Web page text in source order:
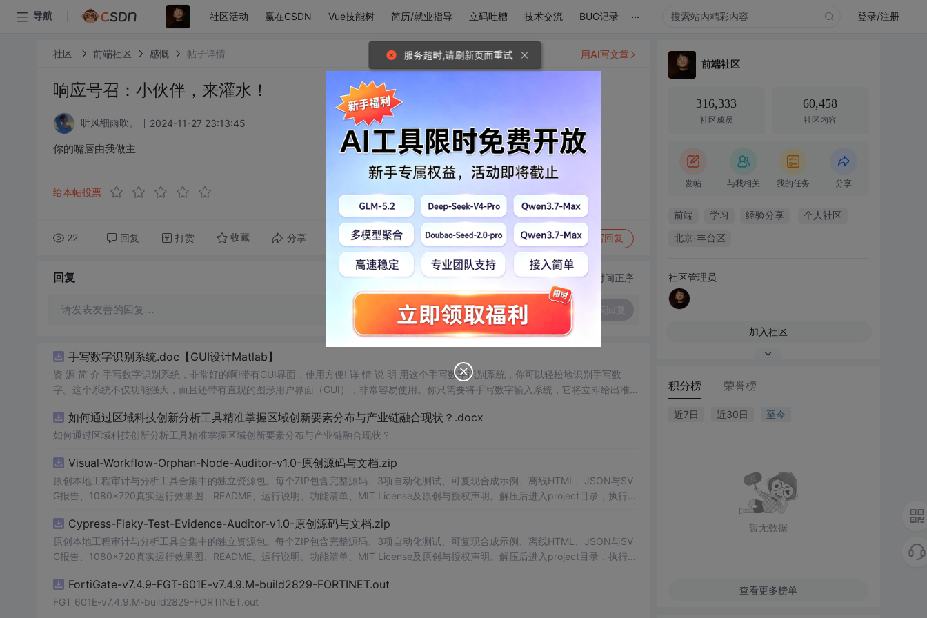
导航 社区活动 赢在CSDN Vue技能树 简历/就业指导 立码吐槽 技术交流 BUG记录 ... 登录/注册
社区 前端社区 感慨 帖子详情
响应号召：小伙伴，来灌水！
听风细雨吹。 2024-11-27 23:13:45
你的嘴唇由我做主
给本帖投票
22 回复 打赏 收藏 分享 转发到动态 举报 写回复
用AI写文章
回复 切换为时间正序
请发表友善的回复…
手写数字识别系统.doc【GUI设计Matlab】
资 源 简 介 手写数字识别系统，非常好的啊!带有GUI界面，使用方便! 详 情 说 明 用这个手写数字识别系统，你可以轻松地识别手写数
字。这个系统不仅功能强大，而且还带有直观的图形用户界面（GUI），非常容易使用。你只需要将手写数字输入系统，它将立即给出准确
便和实用的工具，你一定会喜欢它的！
如何通过区域科技创新分析工具精准掌握区域创新要素分布与产业链融合现状？.docx
如何通过区域科技创新分析工具精准掌握区域创新要素分布与产业链融合现状？
Visual-Workflow-Orphan-Node-Auditor-v1.0-原创源码与文档.zip
原创本地工程审计与分析工具合集中的独立资源包。每个ZIP包含完整源码、3项自动化测试、可复现合成示例、离线HTML、JSON与SV
G报告、1080×720真实运行效果图、README、运行说明、功能清单、MIT License及原创与授权声明。解压后进入project目录，执行np
源码、Logo、官方截图、论文、生产日志或其他受限素材。适合前端开发、AI应用工程、测试审计和课程实践。
Cypress-Flaky-Test-Evidence-Auditor-v1.0-原创源码与文档.zip
原创本地工程审计与分析工具合集中的独立资源包。每个ZIP包含完整源码、3项自动化测试、可复现合成示例、离线HTML、JSON与SV
G报告、1080×720真实运行效果图、README、运行说明、功能清单、MIT License及原创与授权声明。解压后进入project目录，执行np
源码、Logo、官方截图、论文、生产日志或其他受限素材。适合前端开发、AI应用工程、测试审计和课程实践。
FortiGate-v7.4.9-FGT-601E-v7.4.9.M-build2829-FORTINET.out
FGT_601E-v7.4.9.M-build2829-FORTINET.out
前端社区
316,333
社区成员
60,458
社区内容
发帖 与我相关 我的任务 分享
前端 学习 经验分享 个人社区
北京·丰台区
社区管理员
加入社区
积分榜 荣誉榜
近7日 近30日 至今
暂无数据
查看更多榜单
服务超时,请刷新页面重试